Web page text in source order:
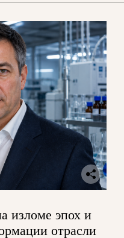
изломе эпох и
отрасли